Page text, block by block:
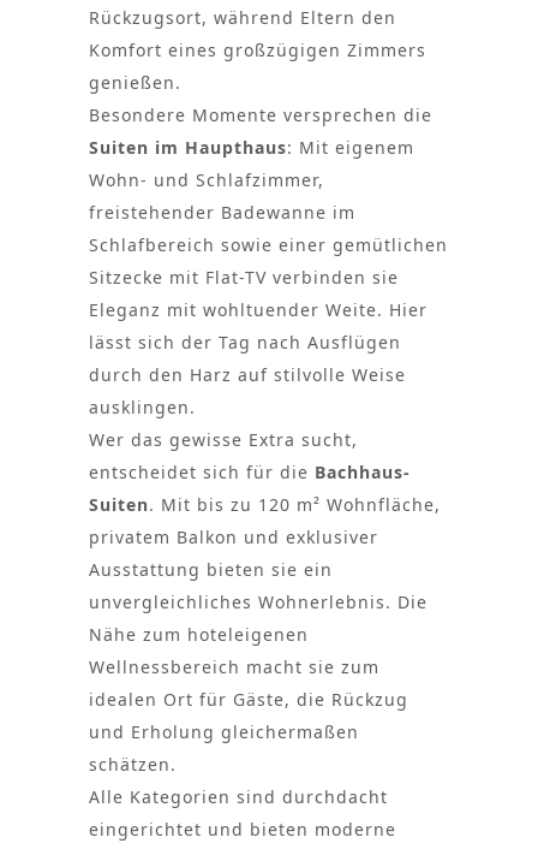
Rückzugsort, während Eltern den
Komfort eines großzügigen Zimmers
genießen.
Besondere Momente versprechen die
Suiten im Haupthaus: Mit eigenem
Wohn- und Schlafzimmer,
freistehender Badewanne im
Schlafbereich sowie einer gemütlichen
Sitzecke mit Flat-TV verbinden sie
Eleganz mit wohltuender Weite. Hier
lässt sich der Tag nach Ausflügen
durch den Harz auf stilvolle Weise
ausklingen.
Wer das gewisse Extra sucht,
entscheidet sich für die Bachhaus-
Suiten. Mit bis zu 120 m² Wohnfläche,
privatem Balkon und exklusiver
Ausstattung bieten sie ein
unvergleichliches Wohnerlebnis. Die
Nähe zum hoteleigenen
Wellnessbereich macht sie zum
idealen Ort für Gäste, die Rückzug
und Erholung gleichermaßen
schätzen.
Alle Kategorien sind durchdacht
eingerichtet und bieten moderne